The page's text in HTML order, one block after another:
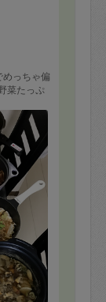
っちゃ偏
菜たっぷ